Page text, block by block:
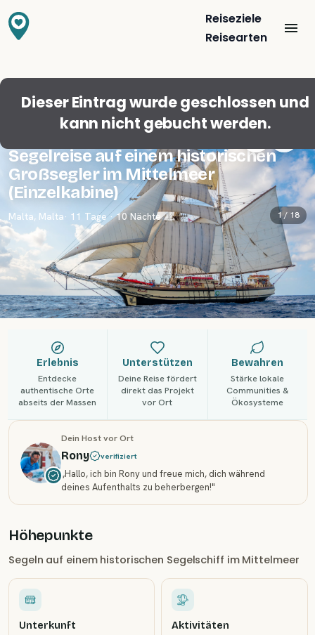
Reiseziele
Reisearten
Dieser Eintrag wurde geschlossen und
kann nicht gebucht werden.
Gästefavorit 5,0(10)
Segelreise auf einem historischen
Großsegler im Mittelmeer
(Einzelkabine)
Malta, Malta· 11 Tage · 10 Nächte 1 / 18
Erlebnis
Entdecke
authentische Orte
abseits der Massen
Unterstützen
Deine Reise fördert
direkt das Projekt
vor Ort
Bewahren
Stärke lokale
Communities &
Ökosysteme
Dein Host vor Ort
Rony verifiziert
„Hallo, ich bin Rony und freue mich, dich während
deines Aufenthalts zu beherbergen!"
Höhepunkte
Segeln auf einem historischen Segelschiff im Mittelmeer
Unterkunft
Aktivitäten